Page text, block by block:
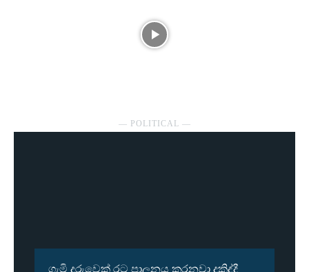
― POLITICAL ―
ගැමි දරුවෙක් රට පාලනය කරනවා දකිද්දී